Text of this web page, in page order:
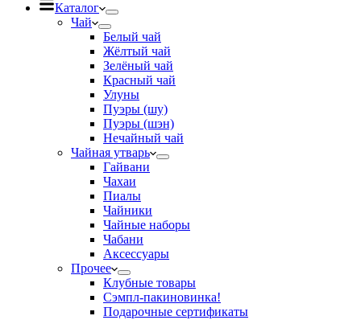
Каталог
Чай
Белый чай
Жёлтый чай
Зелёный чай
Красный чай
Улуны
Пуэры (шу)
Пуэры (шэн)
Нечайный чай
Чайная утварь
Гайвани
Чахаи
Пиалы
Чайники
Чайные наборы
Чабани
Аксессуары
Прочее
Клубные товары
Сэмпл-пакиновинка!
Подарочные сертификаты